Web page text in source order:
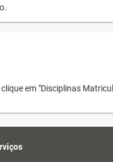
em "Disciplinas